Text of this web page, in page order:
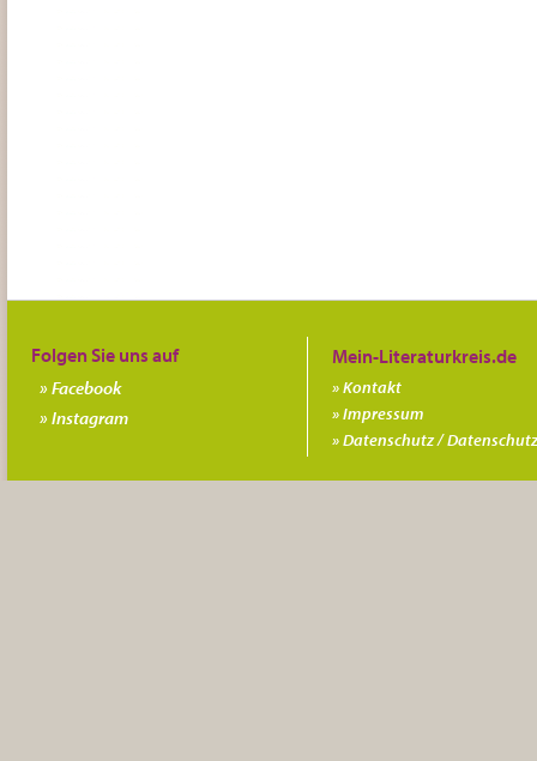
Kontakt
Impressum
Datenschutz /
Folgen Sie uns auf
Facebook
Instagram